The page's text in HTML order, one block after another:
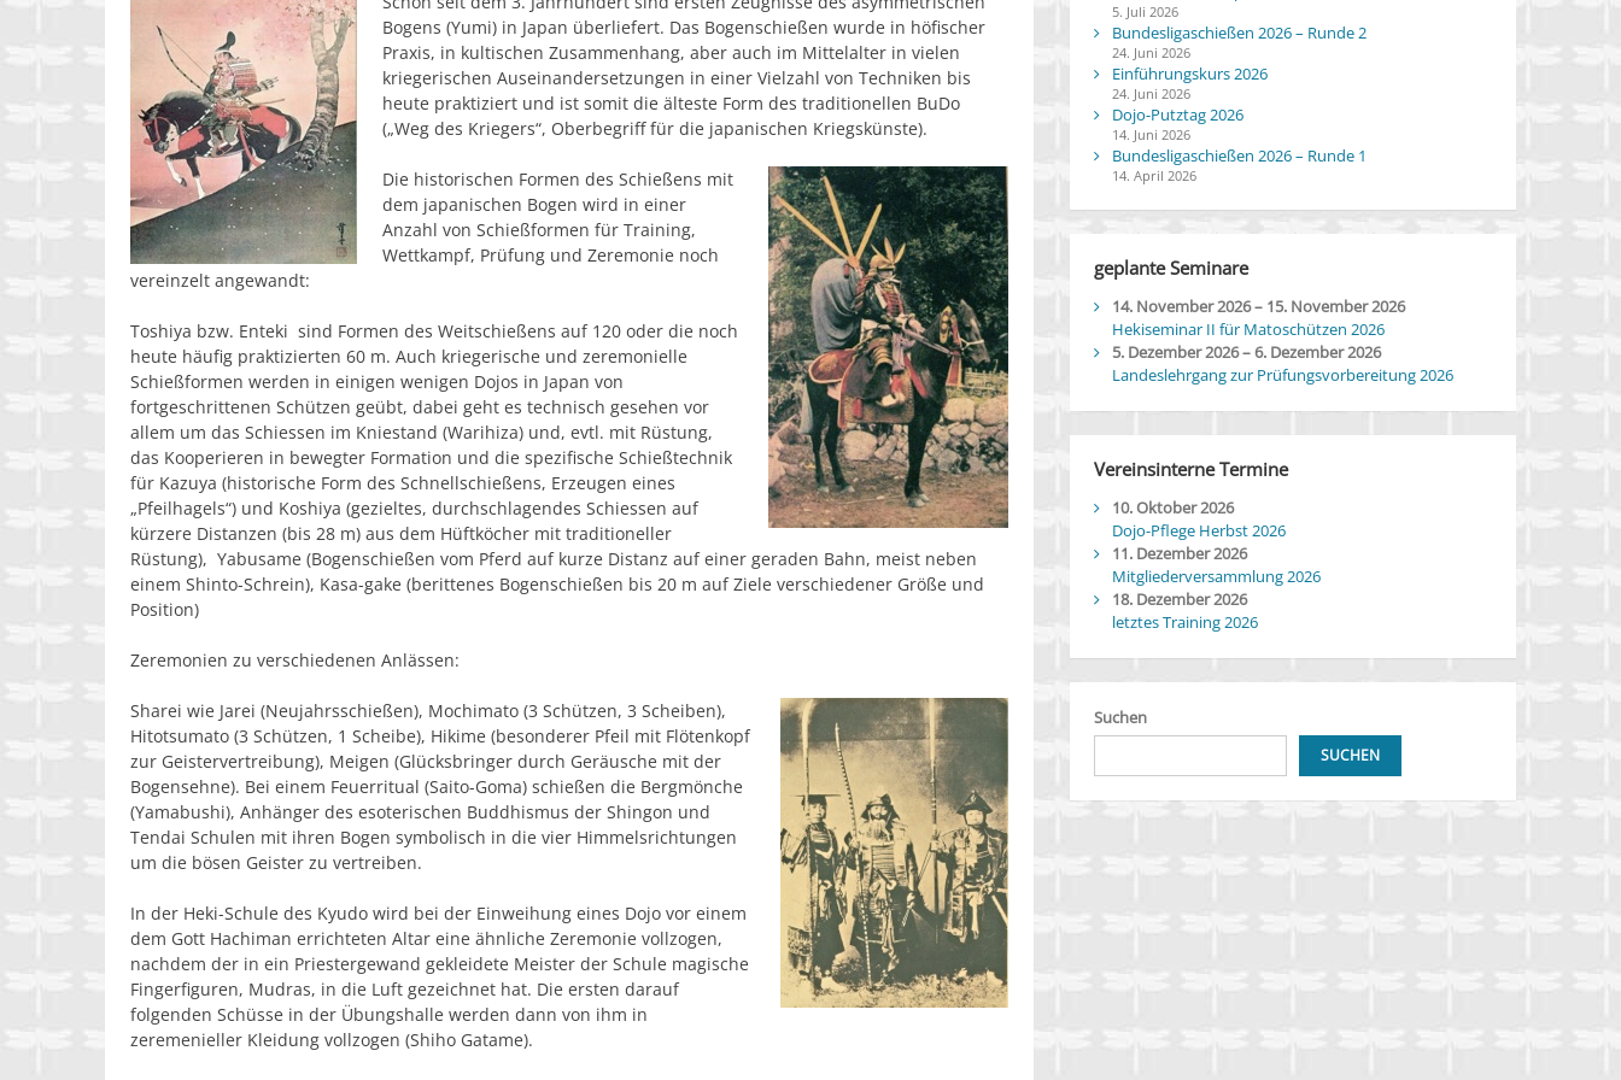
Bogens (Yumi) in Japan überliefert. Das Bogenschießen wurde in höfischer
Praxis, in kultischen Zusammenhang, aber auch im Mittelalter in vielen
kriegerischen Auseinandersetzungen in einer Vielzahl von Techniken bis
heute praktiziert und ist somit die älteste Form des traditionellen BuDo
(„Weg des Kriegers“, Oberbegriff für die japanischen Kriegskünste).
Die historischen Formen des Schießens mit
dem japanischen Bogen wird in einer
Anzahl von Schießformen für Training,
Wettkampf, Prüfung und Zeremonie noch
vereinzelt angewandt:
Toshiya bzw. Enteki sind Formen des Weitschießens auf 120 oder die noch
heute häufig praktizierten 60 m. Auch kriegerische und zeremonielle
Schießformen werden in einigen wenigen Dojos in Japan von
fortgeschrittenen Schützen geübt, dabei geht es technisch gesehen vor
allem um das Schiessen im Kniestand (Warihiza) und, evtl. mit Rüstung,
das Kooperieren in bewegter Formation und die spezifische Schießtechnik
für Kazuya (historische Form des Schnellschießens, Erzeugen eines
„Pfeilhagels“) und Koshiya (gezieltes, durchschlagendes Schiessen auf
kürzere Distanzen (bis 28 m) aus dem Hüftköcher mit traditioneller
Rüstung), Yabusame (Bogenschießen vom Pferd auf kurze Distanz auf einer geraden Bahn, meist neben
einem Shinto-Schrein), Kasa-gake (berittenes Bogenschießen bis 20 m auf Ziele verschiedener Größe und
Position)
Zeremonien zu verschiedenen Anlässen:
Sharei wie Jarei (Neujahrsschießen), Mochimato (3 Schützen, 3 Scheiben),
Hitotsumato (3 Schützen, 1 Scheibe), Hikime (besonderer Pfeil mit Flötenkopf
zur Geistervertreibung), Meigen (Glücksbringer durch Geräusche mit der
Bogensehne). Bei einem Feuerritual (Saito-Goma) schießen die Bergmönche
(Yamabushi), Anhänger des esoterischen Buddhismus der Shingon und
Tendai Schulen mit ihren Bogen symbolisch in die vier Himmelsrichtungen
um die bösen Geister zu vertreiben.
In der Heki-Schule des Kyudo wird bei der Einweihung eines Dojo vor einem
dem Gott Hachiman errichteten Altar eine ähnliche Zeremonie vollzogen,
nachdem der in ein Priestergewand gekleidete Meister der Schule magische
Fingerfiguren, Mudras, in die Luft gezeichnet hat. Die ersten darauf
folgenden Schüsse in der Übungshalle werden dann von ihm in
zeremenieller Kleidung vollzogen (Shiho Gatame).
5. Juli 2026
Bundesligaschießen 2026 – Runde 2
24. Juni 2026
Einführungskurs 2026
24. Juni 2026
Dojo-Putztag 2026
14. Juni 2026
Bundesligaschießen 2026 – Runde 1
14. April 2026
geplante Seminare
14. November 2026– 15. November 2026
Hekiseminar II für Matoschützen 2026
5. Dezember 2026–6. Dezember 2026
Landeslehrgang zur Prüfungsvorbereitung 2026
Vereinsinterne Termine
10. Oktober 2026
Dojo-Pflege Herbst 2026
11. Dezember 2026
Mitgliederversammlung 2026
18. Dezember 2026
letztes Training 2026
Suchen
SUCHEN